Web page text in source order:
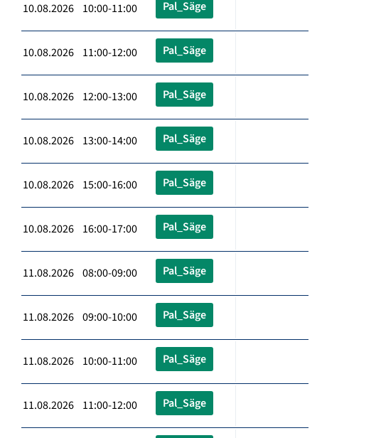
10.08.2026 10:00-11:00 Pal_Säge
10.08.2026 11:00-12:00 Pal_Säge
10.08.2026 12:00-13:00 Pal_Säge
10.08.2026 13:00-14:00 Pal_Säge
10.08.2026 15:00-16:00 Pal_Säge
10.08.2026 16:00-17:00 Pal_Säge
11.08.2026 08:00-09:00 Pal_Säge
11.08.2026 09:00-10:00 Pal_Säge
11.08.2026 10:00-11:00 Pal_Säge
11.08.2026 11:00-12:00 Pal_Säge